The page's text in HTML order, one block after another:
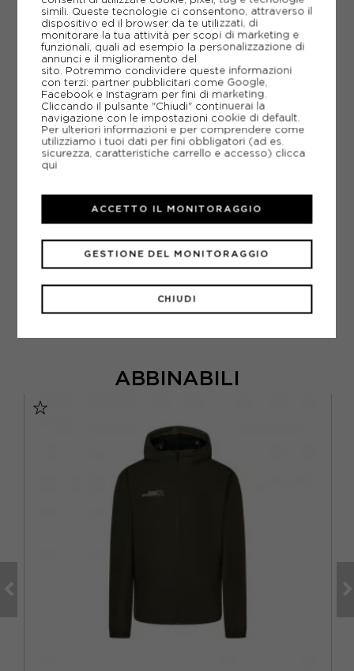
POTREBBERO INTERESSARTI ANCHE
SCARPE DA HIKING SCARPA
SCARPE DA HIKING
ARTICOLI SPORTIVI SCARPA
METODI DI PAGAMENTO
PIÙ INFORMAZIONI
SCHEDA TECNICA
DOMANDE FREQUENTI
Come ordinare la taglia giusta?
ABBINABILI
simili. Queste tecnologie ci consentono, attraverso il
dispositivo ed il browser da te utilizzati, di
monitorare la tua attività per scopi di marketing e
funzionali, quali ad esempio la personalizzazione di
annunci e il miglioramento del
sito. Potremmo condividere queste informazioni
con terzi: partner pubblicitari come Google,
Facebook e Instagram per fini di marketing.
Cliccando il pulsante "Chiudi" continuerai la
navigazione con le impostazioni cookie di default.
Per ulteriori informazioni e per comprendere come
utilizziamo i tuoi dati per fini obbligatori (ad es.
sicurezza, caratteristiche carrello e accesso) clicca
qui
CHIUDI
GESTIONE DEL MONITORAGGIO
ACCETTO IL MONITORAGGIO